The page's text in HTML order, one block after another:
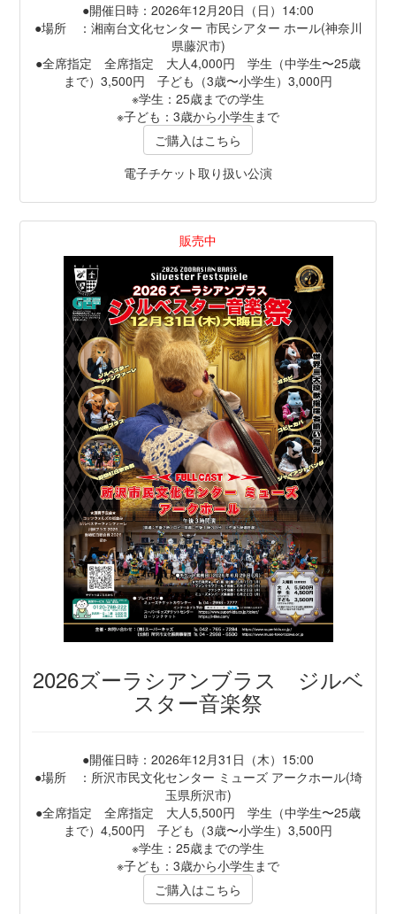
●開催日時：2026年12月20日（日）14:00
●場所 ：湘南台文化センター 市民シアター ホール(神奈川
県藤沢市)
●全席指定 全席指定 大人4,000円 学生（中学生〜25歳
まで）3,500円 子ども（3歳〜小学生）3,000円
※学生：25歳までの学生
※子ども：3歳から小学生まで
ご購入はこちら
電子チケット取り扱い公演
販売中
2026ズーラシアンブラス ジルベ
スター音楽祭
●開催日時：2026年12月31日（木）15:00
●場所 ：所沢市民文化センター ミューズ アークホール(埼
玉県所沢市)
●全席指定 全席指定 大人5,500円 学生（中学生〜25歳
まで）4,500円 子ども（3歳〜小学生）3,500円
※学生：25歳までの学生
※子ども：3歳から小学生まで
ご購入はこちら